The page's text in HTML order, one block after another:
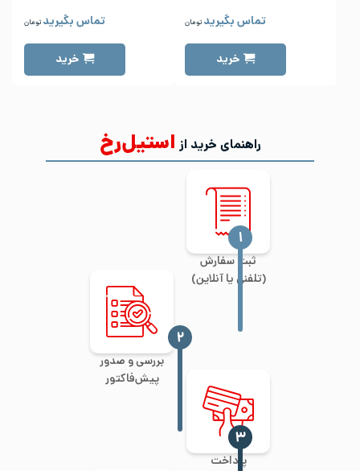
تماس بگیرید تومان
خرید
تماس بگیرید تومان
خرید
راهنمای خرید از استیل‌رخ
ثبت سفارش
(تلفنی یا آنلاین)
‍۱
بررسی و صدور
پیش‌فاکتور
‍۲
پرداخت
‍۳